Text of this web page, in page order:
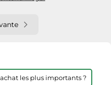
les plus importants ?